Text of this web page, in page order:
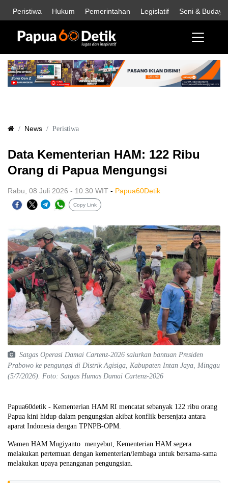
Peristiwa Hukum Pemerintahan Legislatif Seni & Budaya
News Peristiwa
Data Kementerian HAM: 122 Ribu
Orang di Papua Mengungsi
Rabu, 08 Juli 2026 - 10:30 WIT - Papua60Detik
Copy Link
Satgas Operasi Damai Cartenz-2026 salurkan bantuan Presiden
Prabowo ke pengungsi di Distrik Agisiga, Kabupaten Intan Jaya, Minggu
(5/7/2026). Foto: Satgas Humas Damai Cartenz-2026
Papua60detik - Kementerian HAM RI mencatat sebanyak 122 ribu orang
Papua kini hidup dalam pengungsian akibat konflik bersenjata antara
aparat Indonesia dengan TPNPB-OPM.
Wamen HAM Mugiyanto menyebut, Kementerian HAM segera
melakukan pertemuan dengan kementerian/lembaga untuk bersama-sama
melakukan upaya penanganan pengungsian.